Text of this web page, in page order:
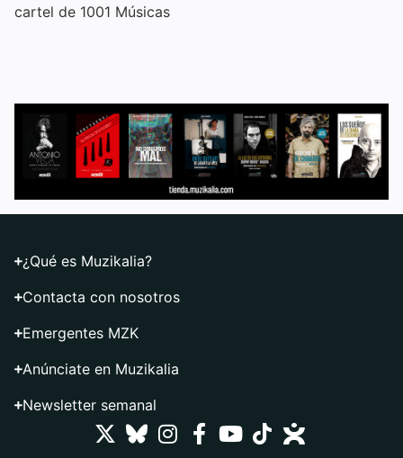
cartel de 1001 Músicas
¿Qué es Muzikalia?
Contacta con nosotros
Emergentes MZK
Anúnciate en Muzikalia
Newsletter semanal